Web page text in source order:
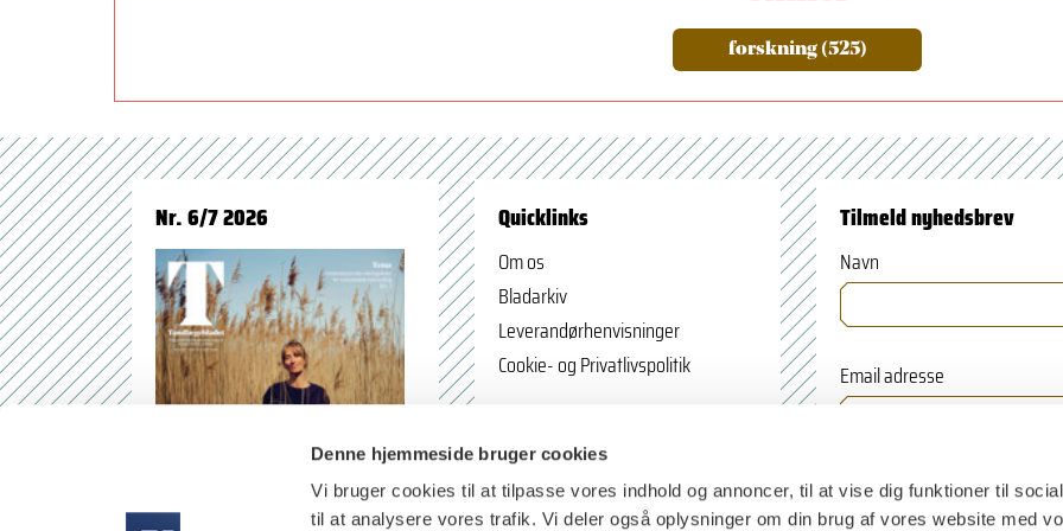
Denne hjemmeside bruger cookies
Vi bruger cookies til at tilpasse vores indhold og annoncer, til at vise dig funktioner til
til at analysere vores trafik. Vi deler også oplysninger om din brug af vores website med
forskning (525)
Nr. 6/7 2026 Quicklinks
Om os
Bladarkiv
Leverandørhenvisninger
Cookie- og Privatlivspolitik
Tilmeld nyhedsbrev
Navn
Email adresse